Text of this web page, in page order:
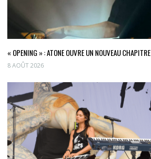
« OPENING » : ATONE OUVRE UN NOUVEAU CHAPITRE
8 AOÛT 2026